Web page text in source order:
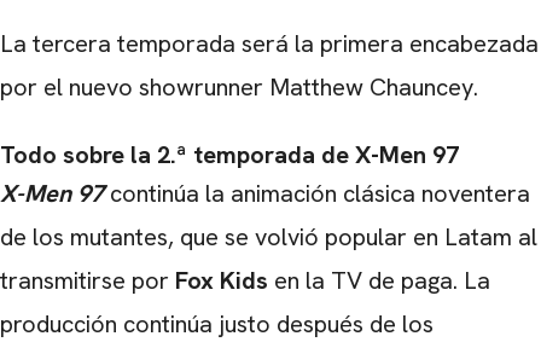
La tercera temporada será la primera encabezada
por el nuevo showrunner Matthew Chauncey.
Todo sobre la 2.ª temporada de X-Men 97
X-Men 97continúa la animación clásica noventera
de los mutantes, que se volvió popular en Latam al
transmitirse por Fox Kids en la TV de paga. La
producción continúa justo después de los